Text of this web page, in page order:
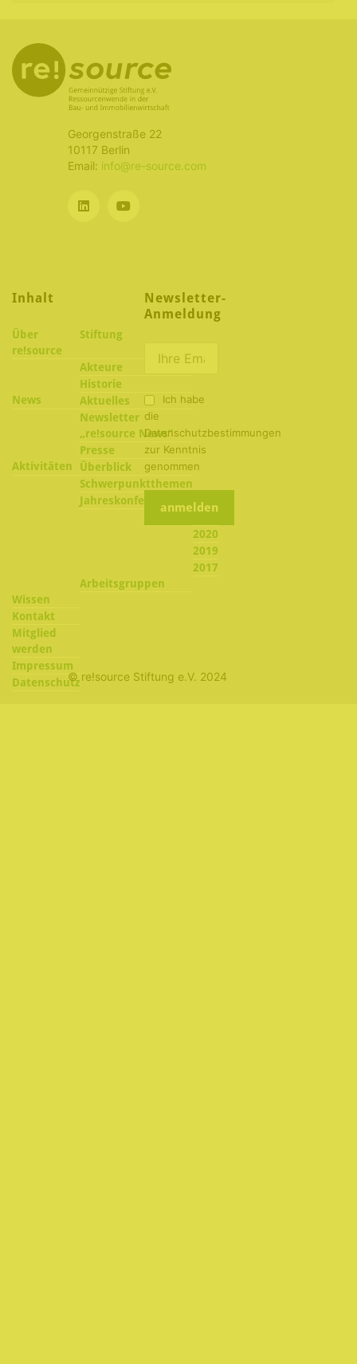
Georgenstraße 22
10117 Berlin
Email: info@re-source.com
Inhalt
Über
re!source
Stiftung
Akteure
Historie
News
Aktuelles
Newsletter
„re!source News“
Presse
Aktivitäten
Überblick
Schwerpunktthemen
Jahreskonferenzen
2022
2020
2019
2017
Arbeitsgruppen
Wissen
Kontakt
Mitglied
werden
Impressum
Datenschutz
Newsletter-
Anmeldung
Ich habe
die
Datenschutzbestimmungen
zur Kenntnis
genommen
© re!source Stiftung e.V. 2024